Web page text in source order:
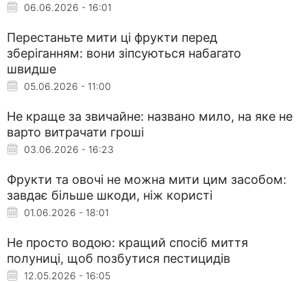
06.06.2026 - 16:01
Перестаньте мити ці фрукти перед
зберіганням: вони зіпсуються набагато
швидше
05.06.2026 - 11:00
Не краще за звичайне: названо мило, на яке не
варто витрачати гроші
03.06.2026 - 16:23
Фрукти та овочі не можна мити цим засобом:
завдає більше шкоди, ніж користі
01.06.2026 - 18:01
Не просто водою: кращий спосіб миття
полуниці, щоб позбутися пестицидів
12.05.2026 - 16:05